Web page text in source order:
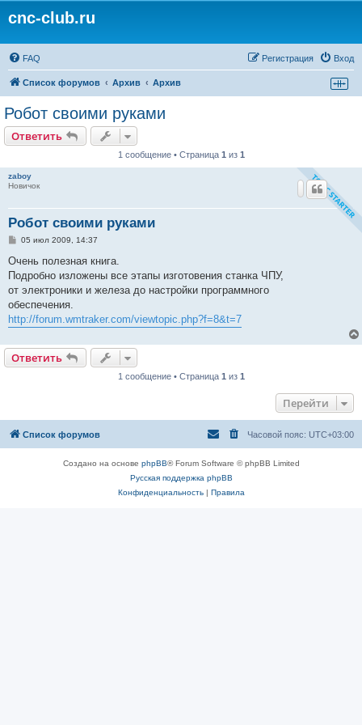
cnc-club.ru
FAQ Вход
Регистрация
Список форумов Архив Архив
Робот своими руками
Ответить
1 сообщение • Страница 1 из 1
zaboy
Новичок
Робот своими руками
С
о
щ
е
и
е
05 июл 2009, 14:37
Очень полезная книга.
Подробно изложены все этапы изготовения станка ЧПУ,
от электроники и железа до настройки программного
обеспечения.
http://forum.wmtraker.com/viewtopic.php?f=8&t=7
Ответить
1 сообщение • Страница 1 из 1
Перейти
Список форумов Часовой пояс: UTC+03:00
Создано на основе phpBB® Forum Software © phpBB Limited
Русская поддержка phpBB
Конфиденциальность| Правила